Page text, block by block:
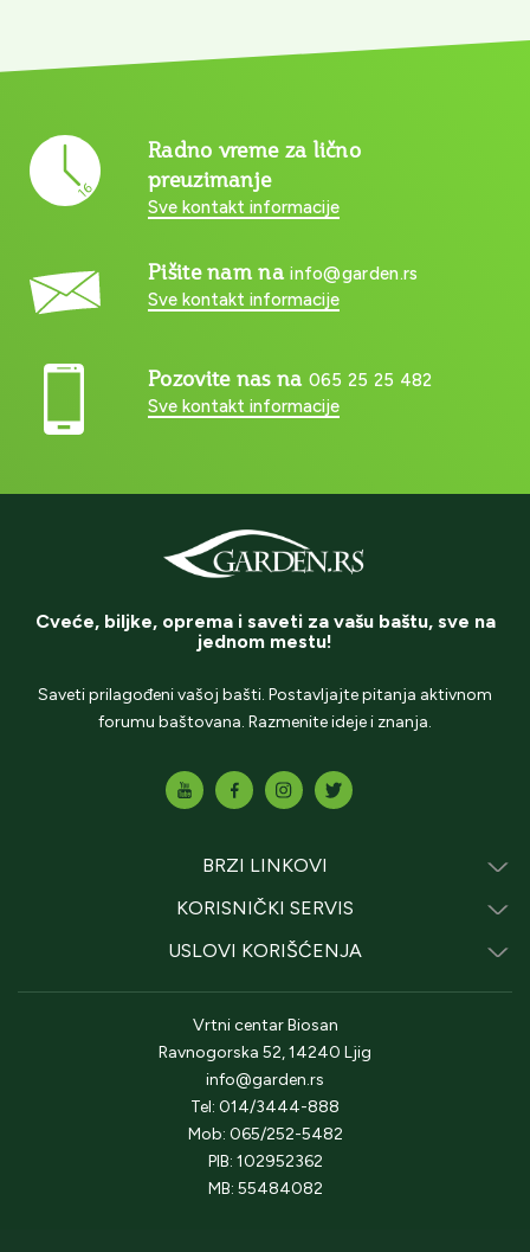
Radno vreme za lično
preuzimanje
Sve kontakt informacije
Pišite nam nainfo@garden.rs
Sve kontakt informacije
Pozovite nas na 065 25 25 482
Sve kontakt informacije
Cveće, biljke, oprema i saveti za vašu baštu, sve na
jednom mestu!
Saveti prilagođeni vašoj bašti. Postavljajte pitanja aktivnom
forumu baštovana. Razmenite ideje i znanja.
BRZI LINKOVI
KORISNIČKI SERVIS
USLOVI KORIŠĆENJA
Vrtni centar Biosan
Ravnogorska 52, 14240 Ljig
info@garden.rs
Tel: 014/3444-888
Mob: 065/252-5482
PIB: 102952362
MB: 55484082